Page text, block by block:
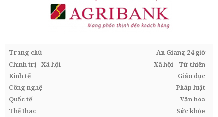
Trang chủ
An Giang 24 giờ
Chính trị - Xã hội
Xã hội - Từ thiện
Kinh tế
Giáo dục
Công nghệ
Pháp luật
Quốc tế
Văn hóa
Thể thao
Sức khỏe